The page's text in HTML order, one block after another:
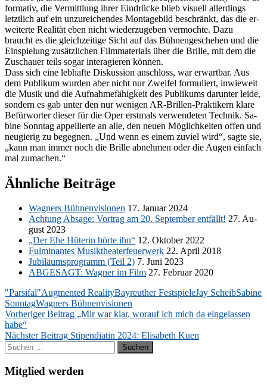
for­ma­tiv, die Ver­mitt­lung ih­rer Ein­drü­cke blieb vi­su­ell al­ler­dings
letzt­lich auf ein un­zu­rei­chen­des Mon­ta­ge­bild be­schränkt, das die er­
wei­ter­te Rea­li­tät eben nicht wie­der­zu­ge­ben ver­moch­te. Dazu
braucht es die gleich­zei­ti­ge Sicht auf das Büh­nen­ge­sche­hen und die
Ein­spie­lung zu­sätz­li­chen Film­ma­te­ri­als über die Bril­le, mit dem die
Zu­schau­er teils so­gar in­ter­agie­ren können.
Dass sich eine leb­haf­te Dis­kus­si­on an­schloss, war er­wart­bar. Aus
dem Pu­bli­kum wur­den aber nicht nur Zwei­fel for­mu­liert, in­wie­weit
die Mu­sik und die Auf­nah­me­fä­hig­keit des Pu­bli­kums dar­un­ter lei­de,
son­dern es gab un­ter den nur we­ni­gen AR-Bril­len-Prak­ti­kern kla­re
Be­für­wor­ter die­ser für die Oper erst­mals ver­wen­de­ten Tech­nik. Sa­
bi­ne Sonn­tag ap­pel­lier­te an alle, den neu­en Mög­lich­kei­ten of­fen und
neu­gie­rig zu be­geg­nen. „Und wenn es ei­nem zu­viel wird“, sag­te sie,
„kann man im­mer noch die Bril­le ab­neh­men oder die Au­gen ein­fach
mal zumachen.“
Ähnliche Beiträge
Wag­ners Büh­nen­vi­sio­nen 17. Ja­nu­ar 2024
Ach­tung Ab­sa­ge: Vor­trag am 20. Sep­tem­ber ent­fällt! 27. Au­
gust 2023
„Der Ehe Hü­te­rin hör­te ihn“ 12. Ok­to­ber 2022
Ful­mi­nan­tes Mu­sik­thea­ter­feu­er­werk 22. April 2018
Ju­bi­lä­ums­pro­gramm (Teil 2) 7. Juni 2023
AB­GE­SAGT: Wag­ner im Film 27. Fe­bru­ar 2020
"Parsifal"Augmented RealityBayreuther FestspieleJay ScheibSabine
SonntagWagners Bühnenvisionen
Beitragsnavigation
Vorheriger Beitrag „Mir war klar, worauf ich mich da eingelassen
habe“
Nächster Beitrag Stipendiatin 2024: Elisabeth Kuen
Suchen
nach:
Mitglied werden